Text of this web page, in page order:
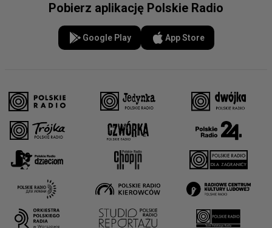
Pobierz aplikację Polskie Radio
Google Play App Store